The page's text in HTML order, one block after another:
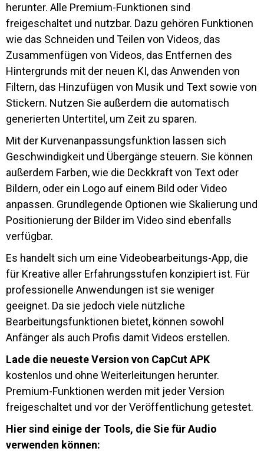
herunter. Alle Premium-Funktionen sind
freigeschaltet und nutzbar. Dazu gehören Funktionen
wie das Schneiden und Teilen von Videos, das
Zusammenfügen von Videos, das Entfernen des
Hintergrunds mit der neuen KI, das Anwenden von
Filtern, das Hinzufügen von Musik und Text sowie von
Stickern. Nutzen Sie außerdem die automatisch
generierten Untertitel, um Zeit zu sparen.
Mit der Kurvenanpassungsfunktion lassen sich
Geschwindigkeit und Übergänge steuern. Sie können
außerdem Farben, wie die Deckkraft von Text oder
Bildern, oder ein Logo auf einem Bild oder Video
anpassen. Grundlegende Optionen wie Skalierung und
Positionierung der Bilder im Video sind ebenfalls
verfügbar.
Es handelt sich um eine Videobearbeitungs-App, die
für Kreative aller Erfahrungsstufen konzipiert ist. Für
professionelle Anwendungen ist sie weniger
geeignet. Da sie jedoch viele nützliche
Bearbeitungsfunktionen bietet, können sowohl
Anfänger als auch Profis damit Videos erstellen.
Lade die neueste Version von CapCut APK
kostenlos und ohne Weiterleitungen herunter.
Premium-Funktionen werden mit jeder Version
freigeschaltet und vor der Veröffentlichung getestet.
Hier sind einige der Tools, die Sie für Audio
verwenden können: